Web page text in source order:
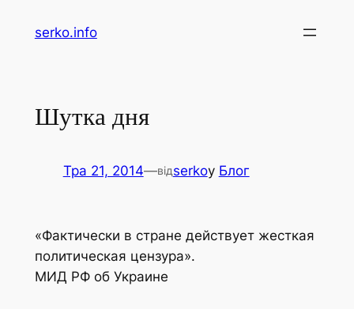
serko.info
Шутка дня
Тра 21, 2014—відserkoу Блог
«Фактически в стране действует жесткая
политическая цензура».
МИД РФ об Украине